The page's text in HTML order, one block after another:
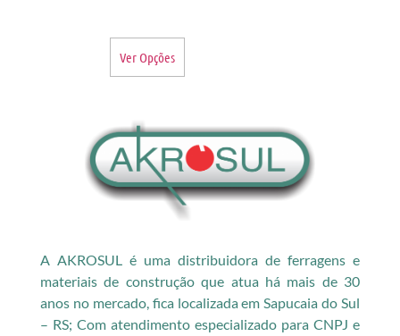
Ver Opções
A AKROSUL é uma distribuidora de ferragens e
materiais de construção que atua há mais de 30
anos no mercado, fica localizada em Sapucaia do Sul
– RS; Com atendimento especializado para CNPJ e